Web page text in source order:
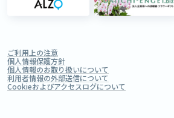
ご利用上の注意
個人情報保護方針
個人情報のお取り扱いについて
利用者情報の外部送信について
Cookieおよびアクセスログについて